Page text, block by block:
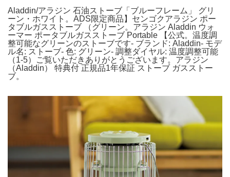
Aladdin/アラジン 石油ストーブ「ブルーフレーム」 グリ
ーン・ホワイト。ADS限定商品】センゴクアラジン ポー
タブルガスストーブ （グリーン。アラジン Aladdin ウォ
ーマー ポータブルガスストーブ Portable 【公式。温度調
整可能なグリーンのストーブです- ブランド: Aladdin- モデ
ル名: ストーブ- 色: グリーン- 調整ダイヤル: 温度調整可能
（1-5）ご覧いただきありがとうございます。アラジン
（Aladdin） 特典付 正規品1年保証 ストーブ ガスストー
ブ。